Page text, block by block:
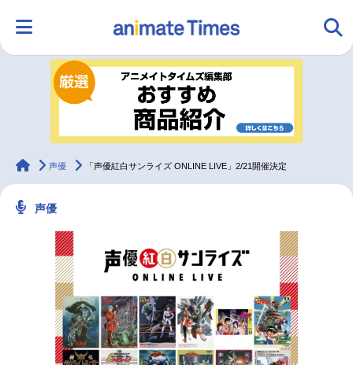
ランキング アニメ
ラジオ
2.5次元 配信・Vtuber トレンド 無料マンガ
最新記事一覧
アニメ記事一覧 声優記事一覧
animateTimes
声優 「声優紅白サンライズ ONLINE LIVE」2/21開催決定
声優